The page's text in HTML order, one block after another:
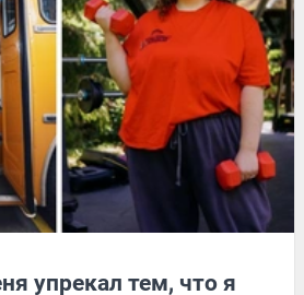
упрекал тем, что я